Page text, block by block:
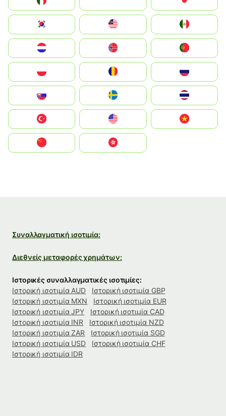
South Korea
United States
中國香港特別行政區
Συναλλαγματική ισοτιμία:
Διεθνείς μεταφορές χρημάτων:
Ιστορικές συναλλαγματικές ισοτιμίες:
Ιστορική ισοτιμία AUD
Ιστορική ισοτιμία GBP
Ιστορική ισοτιμία MXN
Ιστορική ισοτιμία EUR
Ιστορική ισοτιμία JPY
Ιστορική ισοτιμία CAD
Ιστορική ισοτιμία INR
Ιστορική ισοτιμία NZD
Ιστορική ισοτιμία ZAR
Ιστορική ισοτιμία SGD
Ιστορική ισοτιμία USD
Ιστορική ισοτιμία CHF
Ιστορική ισοτιμία IDR